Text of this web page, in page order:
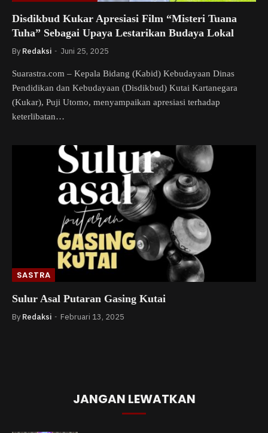
Disdikbud Kukar Apresiasi Film “Misteri Tuana
Tuha” Sebagai Upaya Lestarikan Budaya Lokal
By Redaksi Juni 25, 2025
Suarastra.com – Kepala Bidang (Kabid) Kebudayaan Dinas
Pendidikan dan Kebudayaan (Disdikbud) Kutai Kartanegara
(Kukar), Puji Utomo, menyampaikan apresiasi terhadap
keterlibatan…
SASTRA
Sulur Asal Putaran Gasing Kutai
By Redaksi Februari 13, 2025
JANGAN LEWATKAN